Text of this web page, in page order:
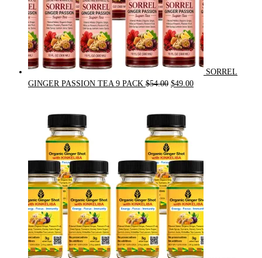
SORREL
GINGER PASSION TEA 9 PACK $54.00 Original
$54.00.
$49.00Current